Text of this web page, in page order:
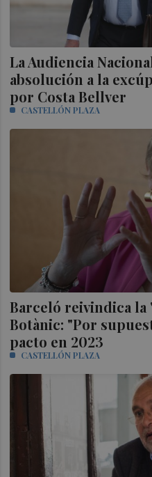
La Audiencia
absolución a la
por Costa Bellver
CASTELLÓN PLAZA
Barceló reivindica la
Botànic: "Por
pacto en 2023
CASTELLÓN PLAZA